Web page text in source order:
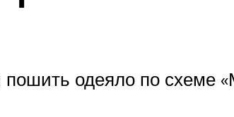
одеяло по схеме